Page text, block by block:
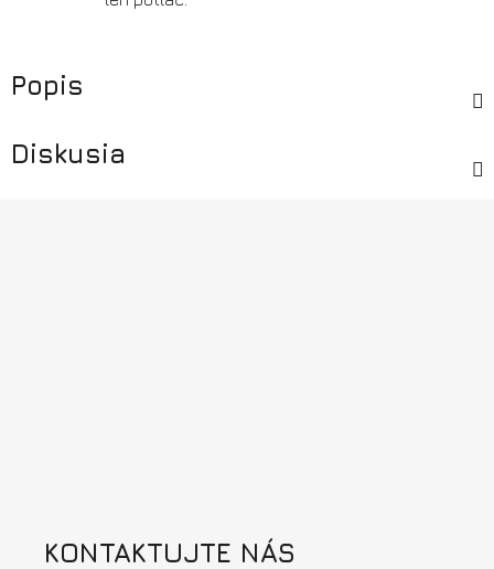
Popis
Diskusia
KONTAKTUJTE NÁS